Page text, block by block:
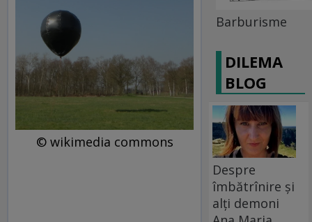
© wikimedia commons
Barburisme
DILEMA
BLOG
Despre
îmbătrînire și
alți demoni